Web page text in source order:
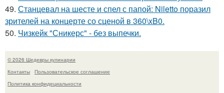
49. Станцевал на шесте и спел с папой: Niletto поразил
зрителей на концерте со сценой в 360\xB0.
50. Чизкейк "Сникерс" - без выпечки.
© 2026 Шедевры кулинарии
Контакты
Пользовательское соглашение
Политика конфидециальности